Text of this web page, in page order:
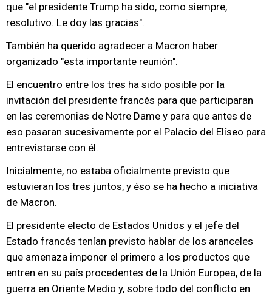
que "el presidente Trump ha sido, como siempre,
resolutivo. Le doy las gracias".
También ha querido agradecer a Macron haber
organizado "esta importante reunión".
El encuentro entre los tres ha sido posible por la
invitación del presidente francés para que participaran
en las ceremonias de Notre Dame y para que antes de
eso pasaran sucesivamente por el Palacio del Elíseo para
entrevistarse con él.
Inicialmente, no estaba oficialmente previsto que
estuvieran los tres juntos, y éso se ha hecho a iniciativa
de Macron.
El presidente electo de Estados Unidos y el jefe del
Estado francés tenían previsto hablar de los aranceles
que amenaza imponer el primero a los productos que
entren en su país procedentes de la Unión Europea, de la
guerra en Oriente Medio y, sobre todo del conflicto en